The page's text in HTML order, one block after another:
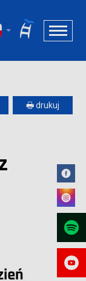
🖶 drukuj